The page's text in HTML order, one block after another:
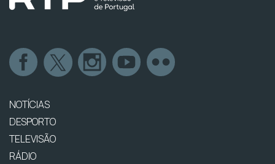
NOTÍCIAS
DESPORTO
TELEVISÃO
RÁDIO